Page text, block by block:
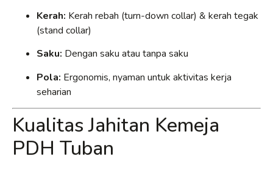
Kerah: Kerah rebah (turn-down collar) & kerah tegak
(stand collar)
Saku: Dengan saku atau tanpa saku
Pola: Ergonomis, nyaman untuk aktivitas kerja
seharian
Kualitas Jahitan Kemeja
PDH Tuban